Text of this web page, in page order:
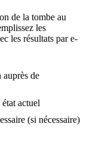
de la tombe au
les
les résultats par e-
auprès de
actuel
(si nécessaire)